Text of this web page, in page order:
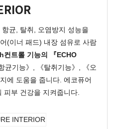
균, 탈취, 오염방지 성능을
(이너 패드) 내장 섬유로 사람
컨트롤 기능의 『ECHO
균기능》, 《탈취기능》, 《오
에 도움을 줍니다. 에코퓨어
피부 건강을 지켜줍니다.